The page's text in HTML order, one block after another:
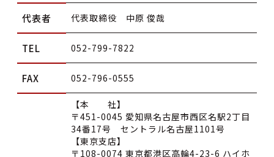
代表者 代表取締役 中原 俊哉
TEL 052-799-7822
FAX 052-796-0555
【本 社】
〒451-0045 愛知県名古屋市西区名駅2丁目
34番17号 セントラル名古屋1101号
【東京支店】
〒108-0074 東京都港区高輪4-23-6 ハイホ